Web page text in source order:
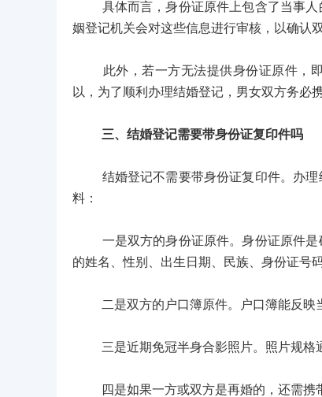
具体而言，身份证原件上包含了当事人
姻登记机关会对这些信息进行审核，以确认
此外，若一方无法提供身份证原件，即
以，为了顺利办理结婚登记，男女双方务必
三、结婚登记需要带身份证复印件吗
结婚登记不需要带身份证复印件。办理
料：
一是双方的身份证原件。身份证原件是
的姓名、性别、出生日期、民族、身份证号
二是双方的户口簿原件。户口簿能反映当
三是近期免冠半身合影照片。照片规格通
四是如果一方或双方是再婚的，还需携带